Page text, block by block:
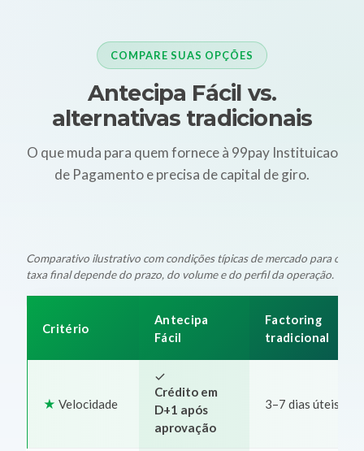
COMPARE SUAS OPÇÕES
Antecipa Fácil vs.
alternativas tradicionais
O que muda para quem fornece à 99pay Instituicao
de Pagamento e precisa de capital de giro.
Comparativo ilustrativo com condições típicas de mercado para
taxa final depende do prazo, do volume e do perfil da operação.
Critério
Antecipa
Fácil
Factoring
tradicional
Velocidade
Crédito em
D+1 após
aprovação
3–7 dias úteis